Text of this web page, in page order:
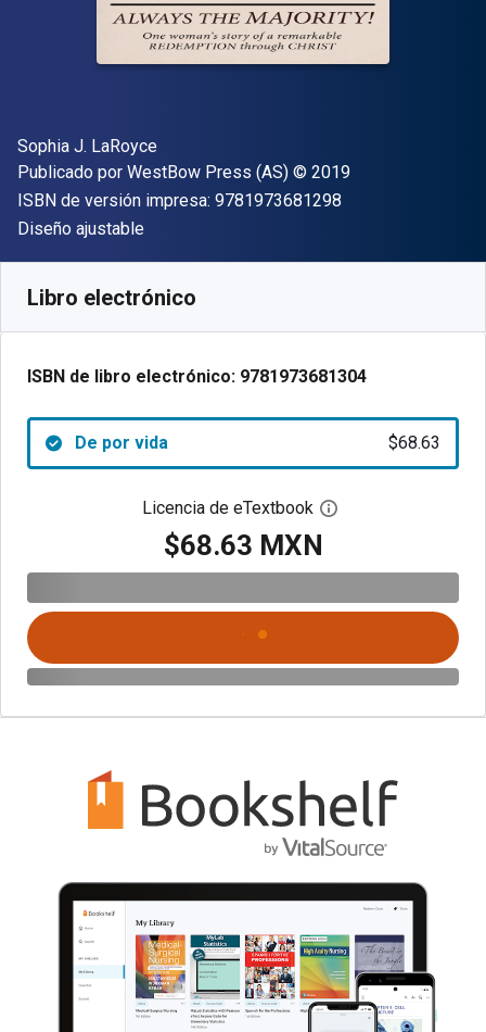
Autor(es)
Sophia J. LaRoyce
Editor
Publicado por WestBow Press (AS) Copyright
© 2019
ISBN de versión impresa: 9781973681298
Formato
Diseño ajustable
Libro electrónico
ISBN de libro electrónico: 9781973681304
De por vida $68.63
Licencia de eTextbook Abre el cuadro de
$68.63 MXN